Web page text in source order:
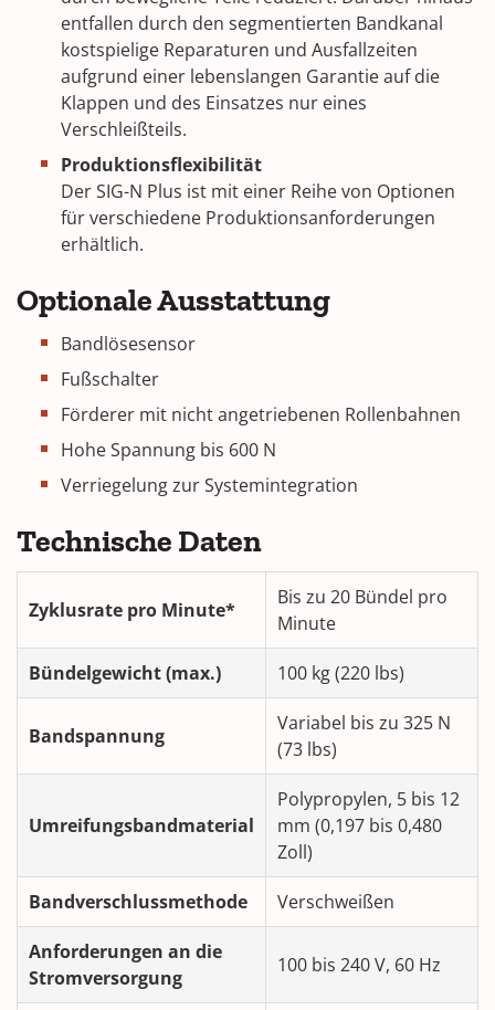
entfallen durch den segmentierten Bandkanal
kostspielige Reparaturen und Ausfallzeiten
aufgrund einer lebenslangen Garantie auf die
Klappen und des Einsatzes nur eines
Verschleißteils.
Produktionsflexibilität
Der SIG-N Plus ist mit einer Reihe von Optionen
für verschiedene Produktionsanforderungen
erhältlich.
Optionale Ausstattung
Bandlösesensor
Fußschalter
Förderer mit nicht angetriebenen Rollenbahnen
Hohe Spannung bis 600 N
Verriegelung zur Systemintegration
Technische Daten
Zyklusrate pro Minute*
Bis zu 20 Bündel pro
Minute
Bündelgewicht (max.) 100 kg (220 lbs)
Bandspannung
Variabel bis zu 325 N
(73 lbs)
Umreifungsbandmaterial
Polypropylen, 5 bis 12
mm (0,197 bis 0,480
Zoll)
Bandverschlussmethode Verschweißen
Anforderungen an die
Stromversorgung
100 bis 240 V, 60 Hz